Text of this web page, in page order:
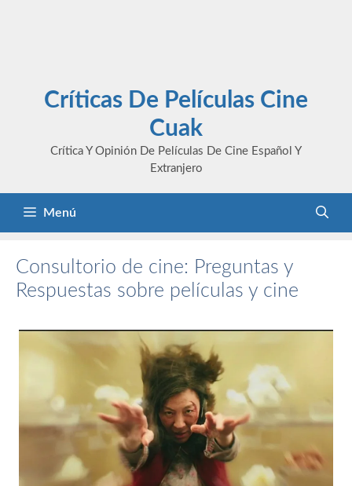
Críticas De Películas Cine
Cuak
Crítica Y Opinión De Películas De Cine Español Y
Extranjero
Menú
Consultorio de cine: Preguntas y
Respuestas sobre películas y cine